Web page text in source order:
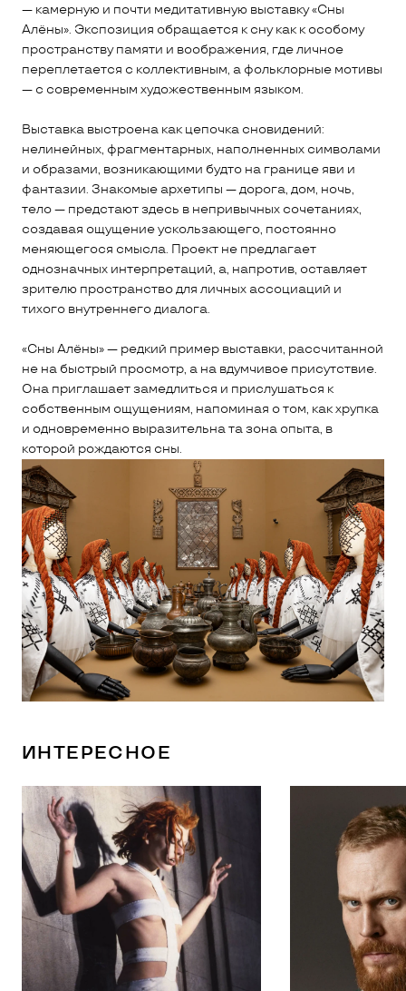
— камерную и почти медитативную выставку «Сны
Алёны». Экспозиция обращается к сну как к особому
пространству памяти и воображения, где личное
переплетается с коллективным, а фольклорные мотивы
— с современным художественным языком.
Выставка выстроена как цепочка сновидений:
нелинейных, фрагментарных, наполненных символами
и образами, возникающими будто на границе яви и
фантазии. Знакомые архетипы — дорога, дом, ночь,
тело — предстают здесь в непривычных сочетаниях,
создавая ощущение ускользающего, постоянно
меняющегося смысла. Проект не предлагает
однозначных интерпретаций, а, напротив, оставляет
зрителю пространство для личных ассоциаций и
тихого внутреннего диалога.
«Сны Алёны» — редкий пример выставки, рассчитанной
не на быстрый просмотр, а на вдумчивое присутствие.
Она приглашает замедлиться и прислушаться к
собственным ощущениям, напоминая о том, как хрупка
и одновременно выразительна та зона опыта, в
которой рождаются сны.
ИНТЕРЕСНОЕ